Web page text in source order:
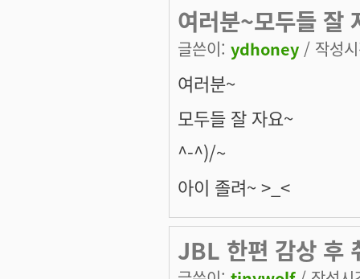
여러분~모두들
글쓴이: ydhoney / 작성
여러분~
모두들 잘 자요~
^-^)/~
아이 졸려~ >_<
JBL 한편 감상 후